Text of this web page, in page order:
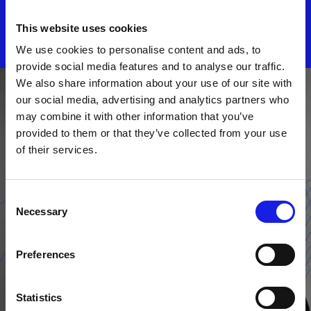
This website uses cookies
We use cookies to personalise content and ads, to
provide social media features and to analyse our traffic.
We also share information about your use of our site with
our social media, advertising and analytics partners who
may combine it with other information that you’ve
provided to them or that they’ve collected from your use
of their services.
Selection
Necessary
Preferences
Statistics